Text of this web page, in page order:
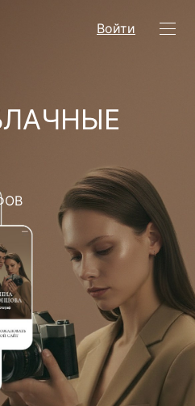
Войти